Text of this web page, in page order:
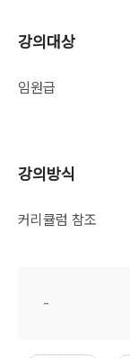
강의대상
임원급
강의방식
커리큘럼 참조
-